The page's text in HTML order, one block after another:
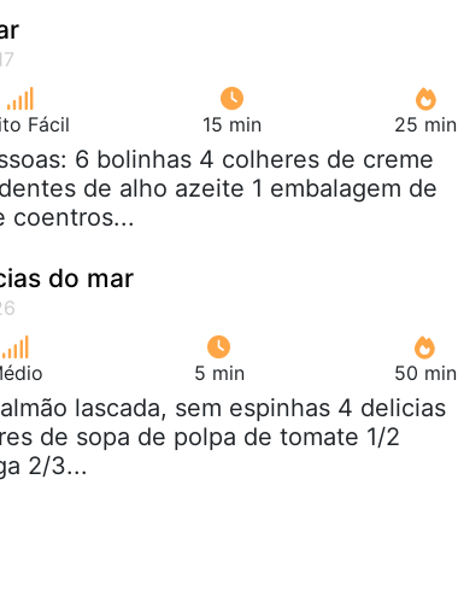
Fácil 15 min 25 min
6 bolinhas 4 colheres de creme
de alho azeite 1 embalagem de
coentros...
do mar
5 min 50 min
lascada, sem espinhas 4 delicias
de sopa de polpa de tomate 1/2
2/3...